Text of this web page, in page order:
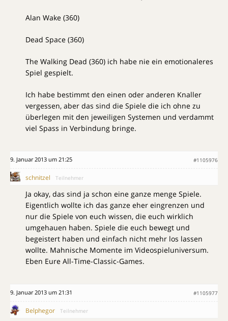
Alan Wake (360)
Dead Space (360)
The Walking Dead (360) ich habe nie ein emotionaleres
Spiel gespielt.
Ich habe bestimmt den einen oder anderen Knaller
vergessen, aber das sind die Spiele die ich ohne zu
überlegen mit den jeweiligen Systemen und verdammt
viel Spass in Verbindung bringe.
9. Januar 2013 um 21:25 #1105976
schnitzel Teilnehmer
Ja okay, das sind ja schon eine ganze menge Spiele.
Eigentlich wollte ich das ganze eher eingrenzen und
nur die Spiele von euch wissen, die euch wirklich
umgehauen haben. Spiele die euch bewegt und
begeistert haben und einfach nicht mehr los lassen
wollte. Mahnische Momente im Videospieluniversum.
Eben Eure All-Time-Classic-Games.
9. Januar 2013 um 21:31 #1105977
Belphegor Teilnehmer